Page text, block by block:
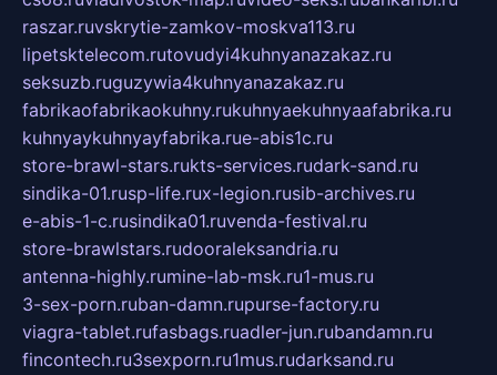
raszar.ruvskrytie-zamkov-moskva113.ru
lipetsktelecom.rutovudyi4kuhnyanazakaz.ru
seksuzb.ruguzywia4kuhnyanazakaz.ru
fabrikaofabrikaokuhny.rukuhnyaekuhnyaafabrika.ru
kuhnyaykuhnyayfabrika.rue-abis1c.ru
store-brawl-stars.rukts-services.rudark-sand.ru
sindika-01.rusp-life.rux-legion.rusib-archives.ru
e-abis-1-c.rusindika01.ruvenda-festival.ru
store-brawlstars.rudooraleksandria.ru
antenna-highly.rumine-lab-msk.ru1-mus.ru
3-sex-porn.ruban-damn.rupurse-factory.ru
viagra-tablet.rufasbags.ruadler-jun.rubandamn.ru
fincontech.ru3sexporn.ru1mus.rudarksand.ru